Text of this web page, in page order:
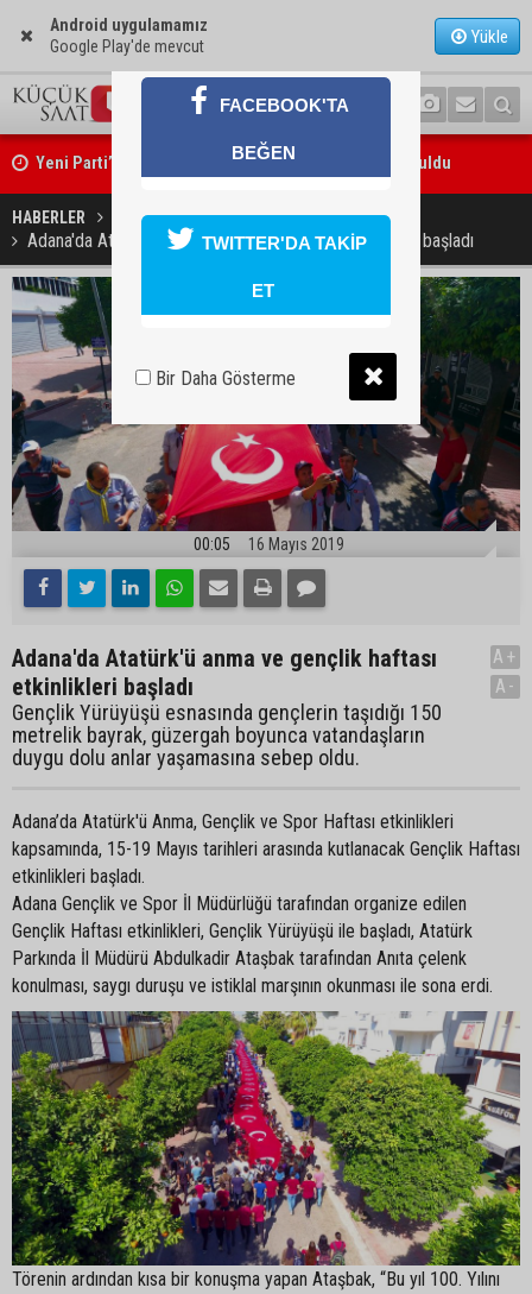
Android uygulamamız
Google Play'de mevcut
Yükle
Yeni Parti’nin Sarıçam ve Karataş teşkilatları oluşturuldu
Feke Belediye Başkanı Cömert Özen, Adana Valisi Mustafa Yavuz’u
ziyaret etti
HABERLER GÜNDEM
Adana'da Atatürk'ü anma ve gençlik haftası etkinlikleri başladı
00:05 16 Mayıs 2019
Adana'da Atatürk'ü anma ve gençlik haftası
etkinlikleri başladı
Gençlik Yürüyüşü esnasında gençlerin taşıdığı 150
metrelik bayrak, güzergah boyunca vatandaşların
duygu dolu anlar yaşamasına sebep oldu.
A+
A-
Adana’da Atatürk'ü Anma, Gençlik ve Spor Haftası etkinlikleri
kapsamında, 15-19 Mayıs tarihleri arasında kutlanacak Gençlik Haftası
etkinlikleri başladı.
Adana Gençlik ve Spor İl Müdürlüğü tarafından organize edilen
Gençlik Haftası etkinlikleri, Gençlik Yürüyüşü ile başladı, Atatürk
Parkında İl Müdürü Abdulkadir Ataşbak tarafından Anıta çelenk
konulması, saygı duruşu ve istiklal marşının okunması ile sona erdi.
Törenin ardından kısa bir konuşma yapan Ataşbak, “Bu yıl 100. Yılını
FACEBOOK'TA
BEĞEN
TWITTER'DA TAKİP
ET
Bir Daha Gösterme